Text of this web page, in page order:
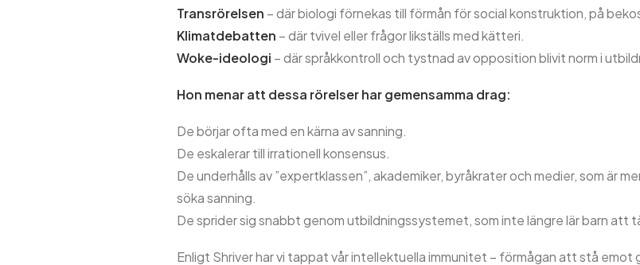
Transrörelsen – där biologi förnekas till förmån för social konstruktion, på
Klimatdebatten – där tvivel eller frågor likställs med kätteri.
Woke-ideologi – där språkkontroll och tystnad av opposition blivit norm i
Hon menar att dessa rörelser har gemensamma drag:
De börjar ofta med en kärna av sanning.
De eskalerar till irrationell konsensus.
De underhålls av ”expertklassen”, akademiker, byråkrater och medier, som är
söka sanning.
De sprider sig snabbt genom utbildningssystemet, som inte längre lär barn att
Enligt Shriver har vi tappat vår intellektuella immunitet – förmågan att stå